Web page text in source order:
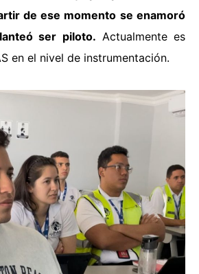
de ese momento se enamoró
ser piloto. Actualmente es
en el nivel de instrumentación.